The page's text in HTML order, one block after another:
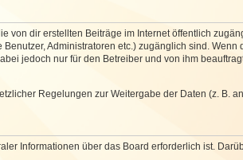
von dir erstellten Beiträge im Internet öffentlich
Administratoren etc.) zugänglich sind. Wenn
jedoch nur für den Betreiber und von ihm
Regelungen zur Weitergabe der Daten (z. B. an
Informationen über das Board erforderlich ist.